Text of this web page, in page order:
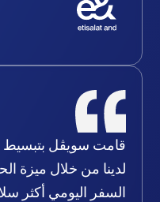
قامت سويڤل بتبسيط
لدينا من خلال ميزة
السفر اليومي أكثر